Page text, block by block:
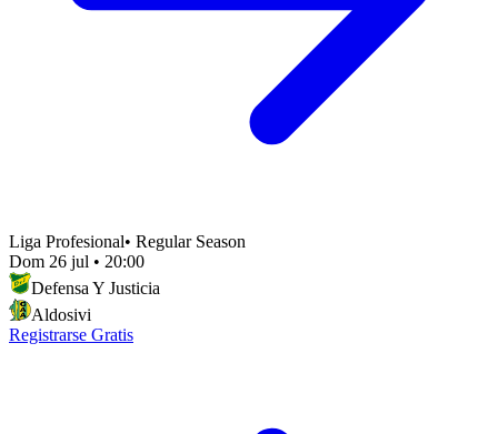
Liga Profesional• Regular Season
Dom 26 jul • 20:00
Defensa Y Justicia
Aldosivi
Registrarse Gratis